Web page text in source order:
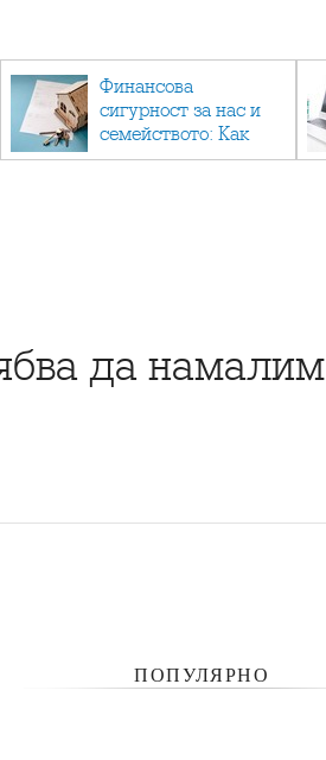
Финансова
сигурност за нас и
семейството: Как
помагат
да намалим
ПОПУЛЯРНО